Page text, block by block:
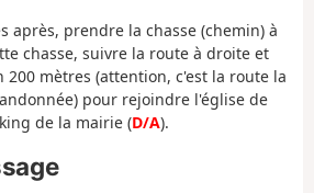
après, prendre la chasse (chemin) à
chasse, suivre la route à droite et
mètres (attention, c'est la route la
pour rejoindre l'église de
de la mairie (D/A).